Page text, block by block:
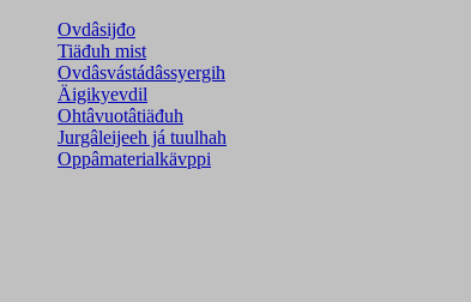
Ovdâsijđo
Tiäđuh mist
Ovdâsvástádâssyergih
Äigikyevdil
Ohtâvuotâtiäđuh
Jurgâleijeeh já tuulhah
Oppâmaterialkävppi